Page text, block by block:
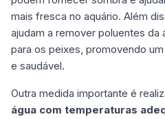
mais fresca no aquário. Além
ajudam a remover poluentes da
para os peixes, promovendo
e saudável.
Outra medida importante é
água com temperaturas